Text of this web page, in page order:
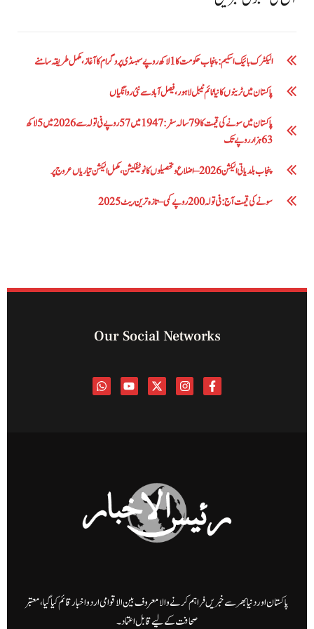
الیکٹرک بائیک اسکیم: پنجاب حکومت کا1 لاکھ روپے سبسڈی پروگرام کا آغاز ،مکمل طریقہ سامنے
پاکستان میں ٹرینوں کا نیا ٹائم ٹیبل لاہور، فیصل آباد سے نئی روانگیاں
پاکستان میں سونے کی قیمت کا 79 سالہ سفر: 1947 میں 57 روپے فی تولہ سے 2026 میں 5 لاکھ
63 ہزار روپے تک
پنجاب بلدیاتی الیکشن 2026 – اضلاع و تحصیلوں کا نوٹیفکیشن، مکمل الیکشن تیاریاں عروج پر
سونے کی قیمت آج: فی تولہ 200 روپے کمی – تازہ ترین ریٹ 2025
Our Social Networks
پاکستان اور دنیا بھر سے خبریں فراہم کرنے والا معروف بین الاقوامی اردو اخبار قائم کیا گیا، معتبر
صحافت کے لیے قابل اعتماد۔